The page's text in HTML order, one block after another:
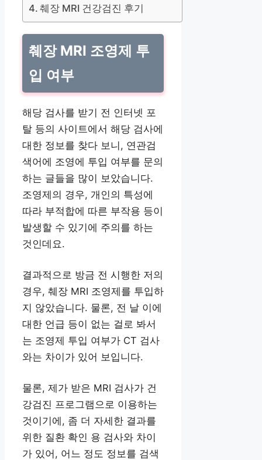
췌장 MRI 건강검진 후기
췌장 MRI 조영제 투
입 여부
해당 검사를 받기 전 인터넷 포
탈 등의 사이트에서 해당 검사에
대한 정보를 찾다 보니, 연관검
색어에 조영에 투입 여부를 문의
하는 글들을 많이 보았습니다.
조영제의 경우, 개인의 특성에
따라 부적합에 따른 부작용 등이
발생할 수 있기에 주의를 하는
것인데요.
결과적으로 방금 전 시행한 저의
경우, 췌장 MRI 조영제를 투입하
지 않았습니다. 물론, 전 날 이에
대한 언급 등이 없는 걸로 봐서
는 조영제 투입 여부가 CT 검사
와는 차이가 있어 보입니다.
물론, 제가 받은 MRI 검사가 건
강검진 프로그램으로 이용하는
것이기에, 좀 더 자세한 결과를
위한 질환 확인 용 검사와 차이
가 있어, 어느 정도 정보를 검색